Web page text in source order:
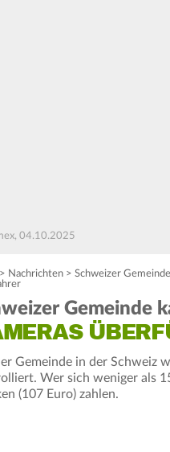
04.10.2025
> Nachrichten > Schweizer
Gemeinde
Gemeinde in der Schweiz
Wer sich weniger als
(107 Euro) zahlen.